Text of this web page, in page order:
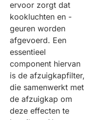
ervoor zorgt dat
kookluchten en -
geuren worden
afgevoerd. Een
essentieel
component hiervan
is de afzuigkapfilter,
die samenwerkt met
de afzuigkap om
deze effecten te